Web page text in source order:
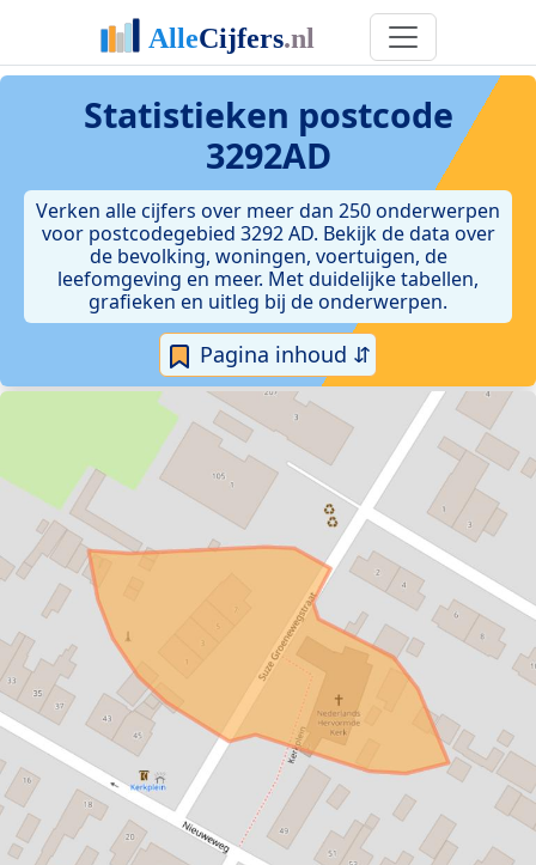
Statistieken postcode
3292AD
Verken alle cijfers over meer dan 250 onderwerpen
voor postcodegebied 3292 AD. Bekijk de data over
de bevolking, woningen, voertuigen, de
leefomgeving en meer. Met duidelijke tabellen,
grafieken en uitleg bij de onderwerpen.
Pagina inhoud ⇵